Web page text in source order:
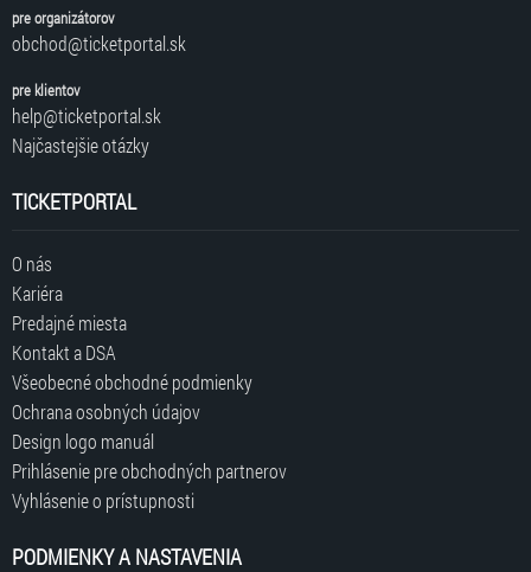
pre organizátorov
obchod@ticketportal.sk
pre klientov
help@ticketportal.sk
Najčastejšie otázky
TICKETPORTAL
O nás
Kariéra
Predajné miesta
Kontakt a DSA
Všeobecné obchodné podmienky
Ochrana osobných údajov
Design logo manuál
Prihlásenie pre obchodných partnerov
Vyhlásenie o prístupnosti
PODMIENKY A NASTAVENIA